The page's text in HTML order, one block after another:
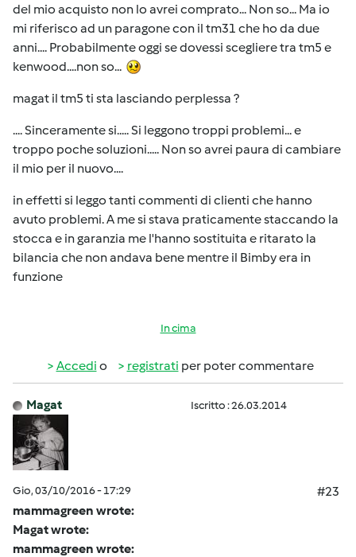
del mio acquisto non lo avrei comprato... Non so... Ma io
mi riferisco ad un paragone con il tm31 che ho da due
anni.... Probabilmente oggi se dovessi scegliere tra tm5 e
kenwood....non so...
magat il tm5 ti sta lasciando perplessa ?
.... Sinceramente si..... Si leggono troppi problemi... e
troppo poche soluzioni..... Non so avrei paura di cambiare
il mio per il nuovo....
in effetti si leggo tanti commenti di clienti che hanno
avuto problemi. A me si stava praticamente staccando la
stocca e in garanzia me l'hanno sostituita e ritarato la
bilancia che non andava bene mentre il Bimby era in
funzione
In cima
Accedi o registrati per poter commentare
Magat Iscritto : 26.03.2014
Gio, 03/10/2016 - 17:29
#23
mammagreen wrote:
Magat wrote:
mammagreen wrote: